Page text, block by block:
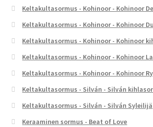
Keltakultasormus - Kohinoor - Kohinoor
Keltakultasormus - Kohinoor - Kohinoor
Keltakultasormus - Kohinoor - Kohinoor
Keltakultasormus - Kohinoor - Kohinoor
Keltakultasormus - Kohinoor - Kohinoor
Keltakultasormus - Silván - Silván
Keltakultasormus - Silván - Silván Syleilijä
Keraaminen sormus - Beat of Love